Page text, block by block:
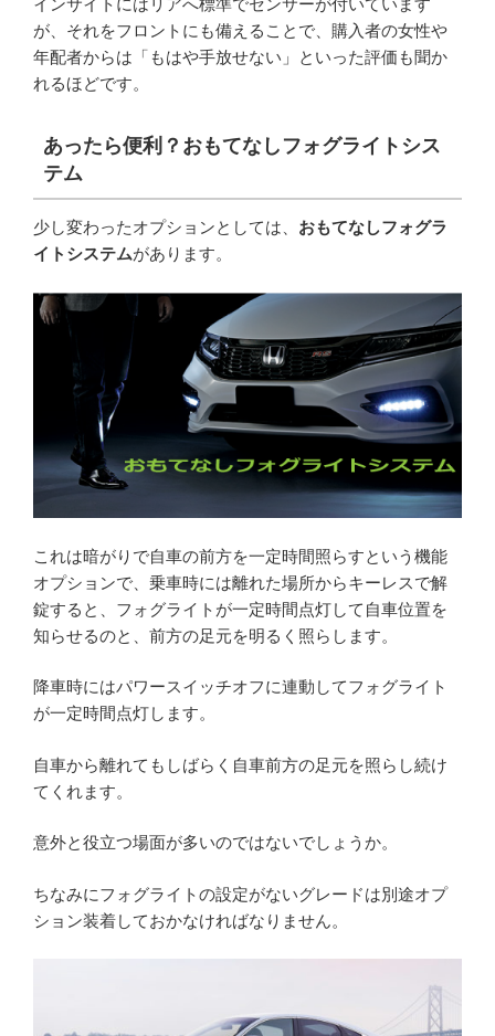
インサイトにはリアへ標準でセンサーが付いています
が、それをフロントにも備えることで、購入者の女性や
年配者からは「もはや手放せない」といった評価も聞か
れるほどです。
あったら便利？おもてなしフォグライトシス
テム
少し変わったオプションとしては、 おもてなしフォグラ
イトシステムがあります。
これは暗がりで自車の前方を一定時間照らすという機能
オプションで、乗車時には離れた場所からキーレスで解
錠すると、フォグライトが一定時間点灯して自車位置を
知らせるのと、前方の足元を明るく照らします。
降車時にはパワースイッチオフに連動してフォグライト
が一定時間点灯します。
自車から離れてもしばらく自車前方の足元を照らし続け
てくれます。
意外と役立つ場面が多いのではないでしょうか。
ちなみにフォグライトの設定がないグレードは別途オプ
ション装着しておかなければなりません。